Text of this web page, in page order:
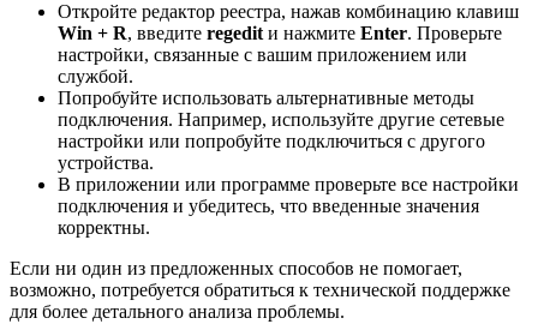
Откройте редактор реестра, нажав комбинацию клавиш
Win + R, введите regeditи нажмите Enter. Проверьте
настройки, связанные с вашим приложением или
службой.
Попробуйте использовать альтернативные методы
подключения. Например, используйте другие сетевые
настройки или попробуйте подключиться с другого
устройства.
В приложении или программе проверьте все настройки
подключения и убедитесь, что введенные значения
корректны.
Если ни один из предложенных способов не помогает,
возможно, потребуется обратиться к технической поддержке
для более детального анализа проблемы.